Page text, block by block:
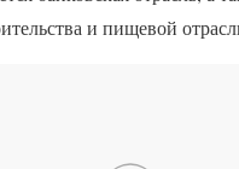
и пищевой